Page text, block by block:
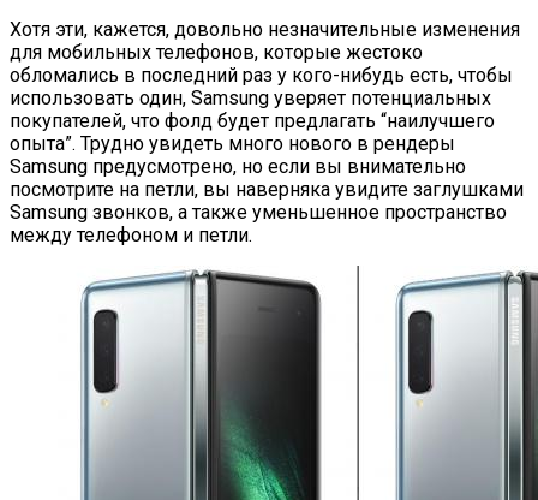
Хотя эти, кажется, довольно незначительные изменения
для мобильных телефонов, которые жестоко
обломались в последний раз у кого-нибудь есть, чтобы
использовать один, Samsung уверяет потенциальных
покупателей, что фолд будет предлагать “наилучшего
опыта”. Трудно увидеть много нового в рендеры
Samsung предусмотрено, но если вы внимательно
посмотрите на петли, вы наверняка увидите заглушками
Samsung звонков, а также уменьшенное пространство
между телефоном и петли.